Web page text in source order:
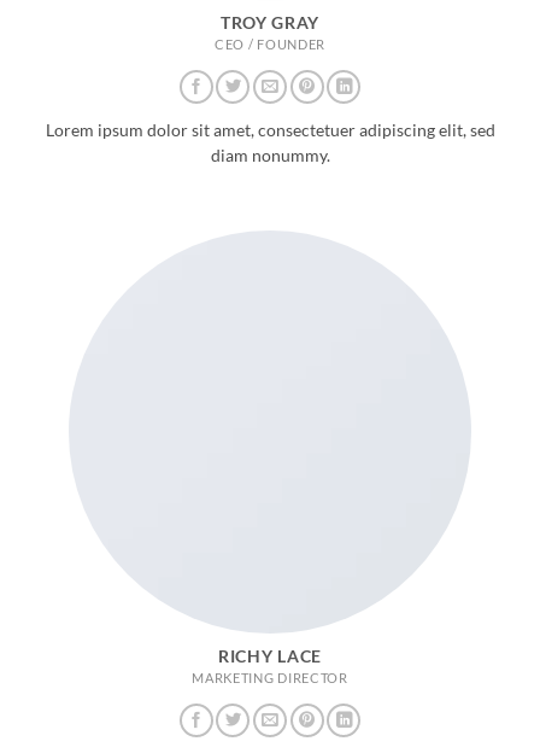
TROY GRAY
CEO / FOUNDER
Lorem ipsum dolor sit amet, consectetuer adipiscing elit, sed
diam nonummy.
RICHY LACE
MARKETING DIRECTOR